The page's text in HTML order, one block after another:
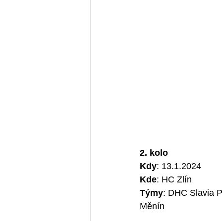
2. kolo
Kdy: 13.1.2024
Kde: HC Zlín
Týmy: DHC Slavia
Měnín